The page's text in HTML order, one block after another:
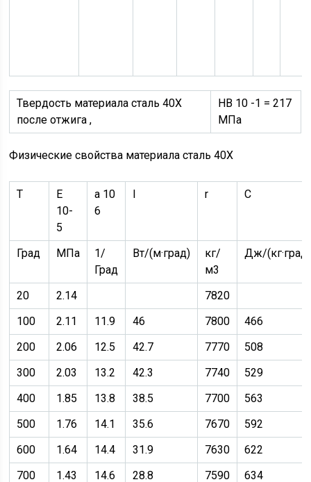
Твердость материала сталь 40Х
после отжига ,
HB 10 -1 = 217
МПа
Физические свойства материала сталь 40Х
T
E
10-
5
a 10
6
l r C
Град МПа
1/
Град
Вт/(м·град)
кг/
м3
Дж/(кг·град)
20 2.14
7820
100
2.11 11.9 46 7800
466
200
2.06 12.5 42.7 7770
508
300
2.03 13.2 42.3 7740
529
400
1.85 13.8 38.5 7700
563
500
1.76 14.1 35.6 7670
592
600
1.64 14.4 31.9 7630
622
700
1.43 14.6 28.8 7590
634